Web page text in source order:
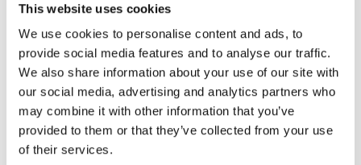
This website uses cookies
We use cookies to personalise content and ads, to
provide social media features and to analyse our traffic.
We also share information about your use of our site with
our social media, advertising and analytics partners who
may combine it with other information that you’ve
provided to them or that they’ve collected from your use
of their services.
ændringer på kortest tid. I 2019 vandt det kategorien
Best of Cities i Sustainable Top 100 Destination
Awards. Hvad gør Ljubljana til en af de mest
bæredygtige rejsedestinationer i verden?For det første
har byen begrænset privat biltrafik siden 2008, hvilket
gør den til den største bilfri by i Europa. Det betyder
dog ikke, at du skal gå rundt til alle seværdighederne.
Du kan nemt komme omkring i byens centrum med
det elektriske turisttog eller hoppe på en
cykel.Ljubljana var den første europæiske by, der
forpligtede sig til et nul-affaldsmål. Byens